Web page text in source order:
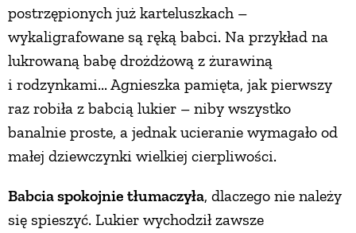
postrzępionych już karteluszkach –
wykaligrafowane są ręką babci. Na przykład na
lukrowaną babę drożdżową z żurawiną
i rodzynkami... Agnieszka pamięta, jak pierwszy
raz robiła z babcią lukier – niby wszystko
banalnie proste, a jednak ucieranie wymagało od
małej dziewczynki wielkiej cierpliwości.
Babcia spokojnie tłumaczyła, dlaczego nie należy
się spieszyć. Lukier wychodził zawsze